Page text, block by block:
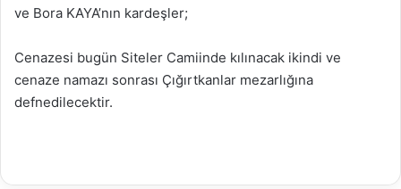
ve Bora KAYA’nın kardeşler;
Cenazesi bugün Siteler Camiinde kılınacak ikindi ve
cenaze namazı sonrası Çığırtkanlar mezarlığına
defnedilecektir.